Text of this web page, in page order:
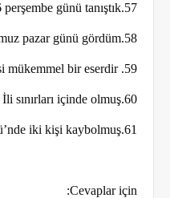
57.Onunla 15 Ağustos 2016 perşembe günü tanıştık.
58.Onu son olarak 20 Temmuz pazar günü gördüm.
59. Süleymaniye camisi mükemmel bir eserdir.
60.Kaza, Konya İli sınırları içinde olmuş.
61.Taşköprü Köyü’nde iki kişi kaybolmuş.
Cevaplar için: